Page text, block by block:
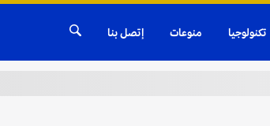
تكنولوجيا منوعات إتصل بنا